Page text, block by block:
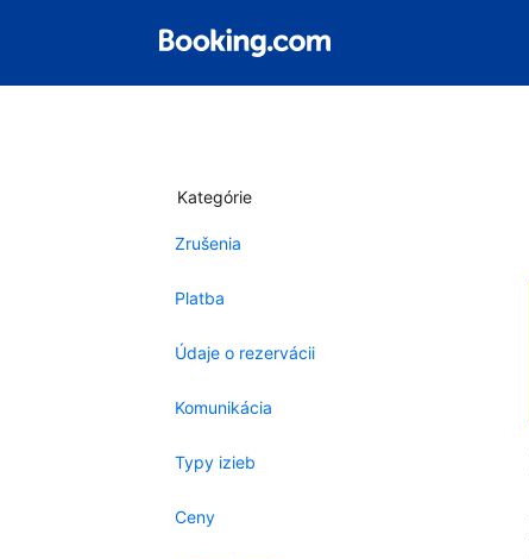
Kategórie
Zrušenia
Platba
Údaje o rezervácii
Komunikácia
Typy izieb
Ceny